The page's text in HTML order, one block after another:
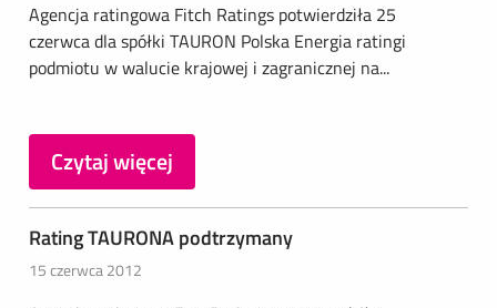
Agencja ratingowa Fitch Ratings potwierdziła 25
czerwca dla spółki TAURON Polska Energia ratingi
podmiotu w walucie krajowej i zagranicznej na...
Czytaj więcej
Rating TAURONA podtrzymany
15 czerwca 2012